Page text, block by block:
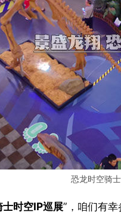
恐龙时空骑
士时空IP巡展”，咱们有